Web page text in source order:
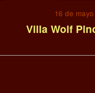
16 de
Villa Wolf